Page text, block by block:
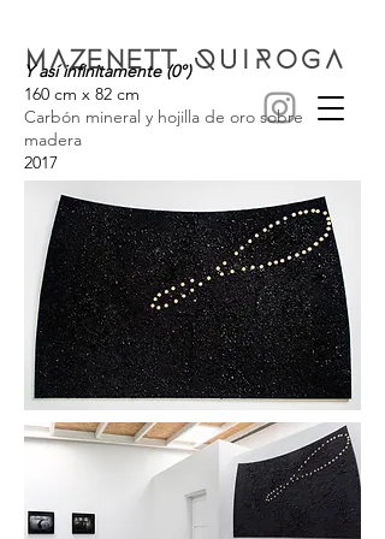
MAZENETTQUIROGA
Y así infinitamente (0°)
160 cm x 82 cm
Carbón mineral y hojilla de oro sobre
madera
2017